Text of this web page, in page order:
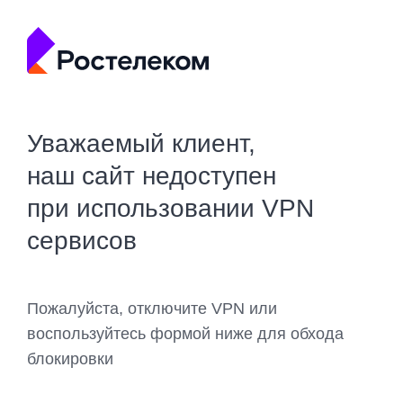
Уважаемый клиент,
наш сайт недоступен
при использовании VPN
сервисов
Пожалуйста, отключите VPN или
воспользуйтесь формой ниже для обхода
блокировки